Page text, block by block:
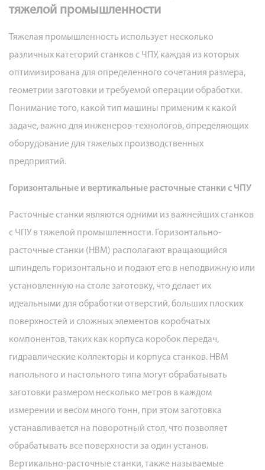
ЧПУ
Шлифовальные
станки
с
ЧПУ
3
Ключевые
необходимые
для
тяжелых
4
Отраслевые
применения
тяжелой
обработки
с
ЧПУ
многоосевого
тяжелой промышленности
Тяжелая промышленность использует несколько
различных категорий станков с ЧПУ, каждая из которых
оптимизирована для определенного сочетания размера,
геометрии заготовки и требуемой операции обработки.
Понимание того, какой тип машины применим к какой
задаче, важно для инженеров-технологов, определяющих
оборудование для тяжелых производственных
предприятий.
Горизонтальные и вертикальные расточные станки с ЧПУ
Расточные станки являются одними из важнейших станков
с ЧПУ в тяжелой промышленности. Горизонтально-
расточные станки (HBM) располагают вращающийся
шпиндель горизонтально и подают его в неподвижную или
установленную на столе заготовку, что делает их
идеальными для обработки отверстий, больших плоских
поверхностей и сложных элементов коробчатых
компонентов, таких как корпуса коробок передач,
гидравлические коллекторы и корпуса станков. HBM
напольного и настольного типа могут обрабатывать
заготовки размером несколько метров в каждом
измерении и весом много тонн, при этом заготовка
устанавливается на поворотный стол, что позволяет
обрабатывать все поверхности за один установ.
Вертикально-расточные станки, также называемые